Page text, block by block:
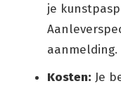
je
aanmelding.
Kosten: Je